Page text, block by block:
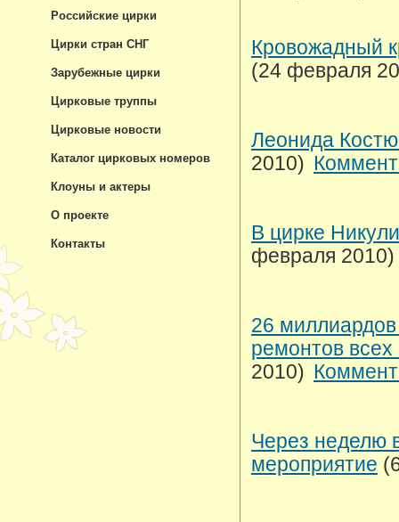
Кровожадный
(24 февраля
Леонида
2010)
В цирке
февраля 2010)
26
ремонтов
2010)
Через неделю
мероприятие
Российские цирки
Цирки стран СНГ
Зарубежные цирки
Цирковые труппы
Цирковые новости
Каталог цирковых номеров
Клоуны и актеры
О проекте
Контакты